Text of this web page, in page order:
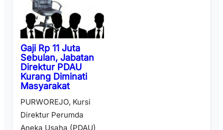
Gaji Rp 11 Juta
Sebulan, Jabatan
Direktur PDAU
Kurang Diminati
Masyarakat
PURWOREJO, Kursi
Direktur Perumda
Aneka Usaha (PDAU)